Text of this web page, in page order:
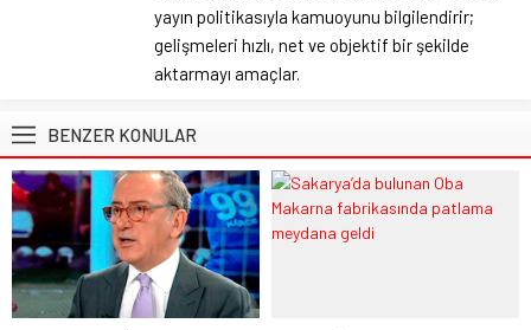
yayın politikasıyla kamuoyunu bilgilendirir;
gelişmeleri hızlı, net ve objektif bir şekilde
aktarmayı amaçlar.
BENZER KONULAR